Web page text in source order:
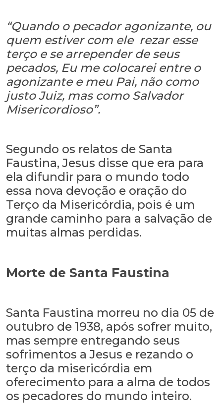
“Quando o pecador agonizante, ou
quem estiver com ele rezar esse
terço e se arrepender de seus
pecados, Eu me colocarei entre o
agonizante e meu Pai, não como
justo Juiz, mas como Salvador
Misericordioso”.
Segundo os relatos de Santa
Faustina, Jesus disse que era para
ela difundir para o mundo todo
essa nova devoção e oração do
Terço da Misericórdia, pois é um
grande caminho para a salvação de
muitas almas perdidas.
Morte de Santa Faustina
Santa Faustina morreu no dia 05 de
outubro de 1938, após sofrer muito,
mas sempre entregando seus
sofrimentos a Jesus e rezando o
terço da misericórdia em
oferecimento para a alma de todos
os pecadores do mundo inteiro.